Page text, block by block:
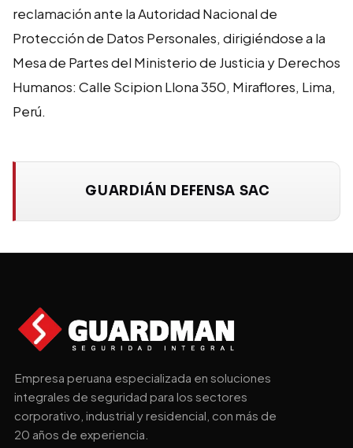
reclamación ante la Autoridad Nacional de
Protección de Datos Personales, dirigiéndose a la
Mesa de Partes del Ministerio de Justicia y Derechos
Humanos: Calle Scipion Llona 350, Miraflores, Lima,
Perú.
GUARDIÁN DEFENSA SAC
Empresa peruana especializada en soluciones
integrales de seguridad para los sectores
corporativo, industrial y residencial, con más de
20 años de experiencia.